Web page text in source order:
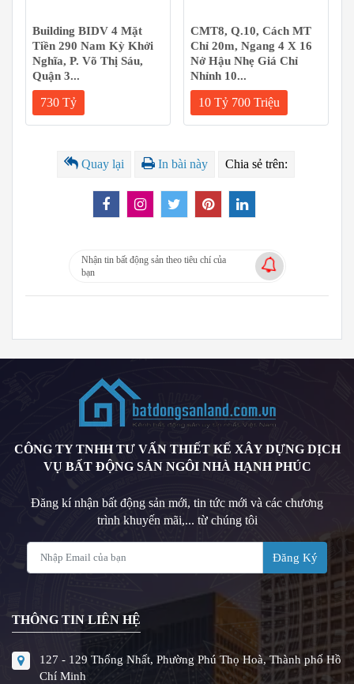
Building BIDV 4 Mặt
Tiền 290 Nam Kỳ Khởi
Nghĩa, P. Võ Thị Sáu,
Quận 3...
730 Tỷ
CMT8, Q.10, Cách MT
Chỉ 20m, Ngang 4 X 16
Nở Hậu Nhẹ Giá Chỉ
Nhỉnh 10...
10 Tỷ 700 Triệu
Quay lại In bài này Chia sẻ trên:
Nhận tin bất động sản theo tiêu chí của
bạn
CÔNG TY TNHH TƯ VẤN THIẾT KẾ XÂY DỰNG DỊCH
VỤ BẤT ĐỘNG SẢN NGÔI NHÀ HẠNH PHÚC
Đăng kí nhận bất động sản mới, tin tức mới và các chương
trình khuyến mãi,... từ chúng tôi
Đăng Ký
THÔNG TIN LIÊN HỆ
127 - 129 Thống Nhất, Phường Phú Thọ Hoà, Thành phố Hồ
Chí Minh